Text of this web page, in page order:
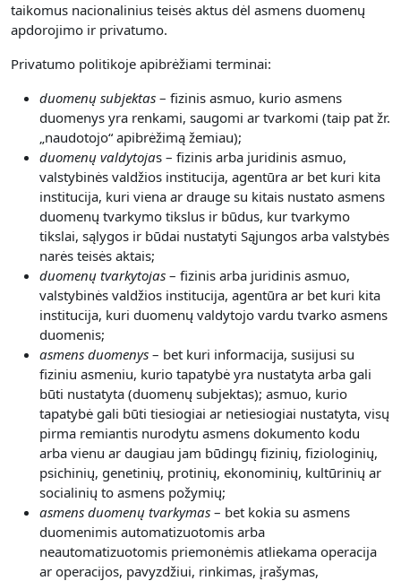
taikomus nacionalinius teisės aktus dėl asmens duomenų
apdorojimo ir privatumo.
Privatumo politikoje apibrėžiami terminai:
duomenų subjektas – fizinis asmuo, kurio asmens
duomenys yra renkami, saugomi ar tvarkomi (taip pat žr.
„naudotojo“ apibrėžimą žemiau);
duomenų valdytojas – fizinis arba juridinis asmuo,
valstybinės valdžios institucija, agentūra ar bet kuri kita
institucija, kuri viena ar drauge su kitais nustato asmens
duomenų tvarkymo tikslus ir būdus, kur tvarkymo
tikslai, sąlygos ir būdai nustatyti Sąjungos arba valstybės
narės teisės aktais;
duomenų tvarkytojas – fizinis arba juridinis asmuo,
valstybinės valdžios institucija, agentūra ar bet kuri kita
institucija, kuri duomenų valdytojo vardu tvarko asmens
duomenis;
asmens duomenys – bet kuri informacija, susijusi su
fiziniu asmeniu, kurio tapatybė yra nustatyta arba gali
būti nustatyta (duomenų subjektas); asmuo, kurio
tapatybė gali būti tiesiogiai ar netiesiogiai nustatyta, visų
pirma remiantis nurodytu asmens dokumento kodu
arba vienu ar daugiau jam būdingų fizinių, fiziologinių,
psichinių, genetinių, protinių, ekonominių, kultūrinių ar
socialinių to asmens požymių;
asmens duomenų tvarkymas – bet kokia su asmens
duomenimis automatizuotomis arba
neautomatizuotomis priemonėmis atliekama operacija
ar operacijos, pavyzdžiui, rinkimas, įrašymas,